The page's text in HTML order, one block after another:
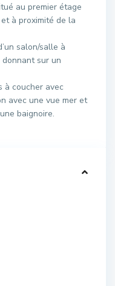
au premier étage
à proximité de la
salon/salle à
sur un
à coucher avec
avec une vue mer et
baignoire.